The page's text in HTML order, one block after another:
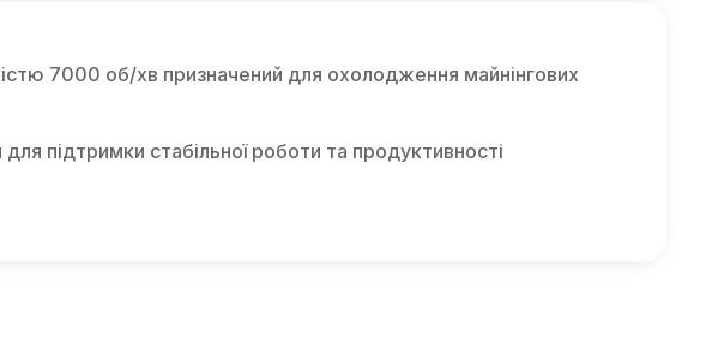
7000 об/хв призначений для охолодження майнінгових
підтримки стабільної роботи та продуктивності